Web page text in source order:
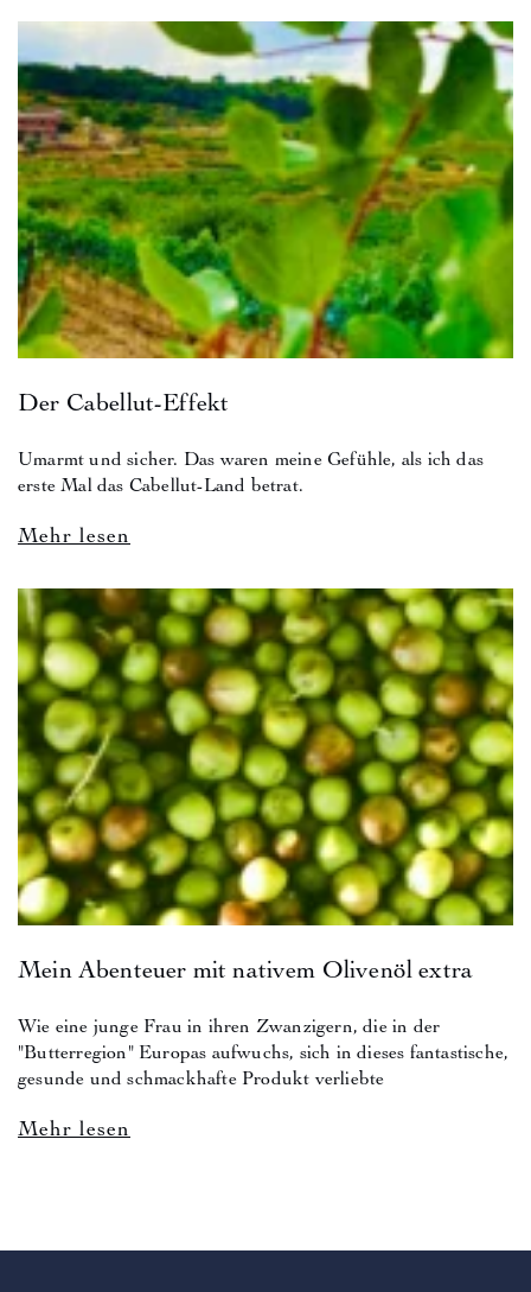
Der Cabellut-Effekt
Umarmt und sicher. Das waren meine Gefühle, als ich das
erste Mal das Cabellut-Land betrat.
Mehr lesen
Mein Abenteuer mit nativem Olivenöl extra
Wie eine junge Frau in ihren Zwanzigern, die in der
"Butterregion" Europas aufwuchs, sich in dieses fantastische,
gesunde und schmackhafte Produkt verliebte
Mehr lesen